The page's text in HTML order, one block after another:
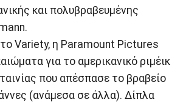
και πολυβραβευμένης
Variety, η Paramount Pictures
για το αμερικανικό ριμέικ
που απέσπασε το βραβείο
(ανάμεσα σε άλλα). Δίπλα